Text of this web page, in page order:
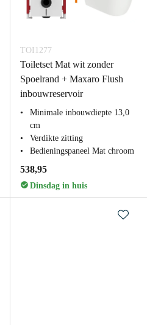
TOI1277
Toiletset Mat wit zonder
Spoelrand + Maxaro Flush
inbouwreservoir
Minimale inbouwdiepte 13,0
cm
Verdikte zitting
Bedieningspaneel Mat chroom
538,95
Dinsdag in huis